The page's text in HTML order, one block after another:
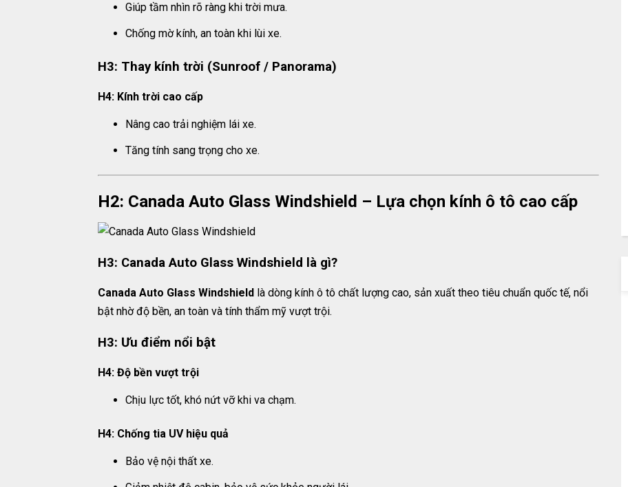
Giúp tầm nhìn rõ ràng khi trời mưa.
Chống mờ kính, an toàn khi lùi xe.
H3: Thay kính trời (Sunroof / Panorama)
H4: Kính trời cao cấp
Nâng cao trải nghiệm lái xe.
Tăng tính sang trọng cho xe.
H2: Canada Auto Glass Windshield – Lựa chọn kính ô tô cao cấp
H3: Canada Auto Glass Windshield là gì?
Canada Auto Glass Windshield là dòng kính ô tô chất lượng cao, sản xuất theo tiêu chuẩn quốc tế, nổi
bật nhờ độ bền, an toàn và tính thẩm mỹ vượt trội.
H3: Ưu điểm nổi bật
H4: Độ bền vượt trội
Chịu lực tốt, khó nứt vỡ khi va chạm.
H4: Chống tia UV hiệu quả
Bảo vệ nội thất xe.